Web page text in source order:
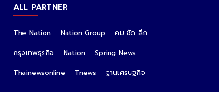
ALL PARTNER
The Nation Nation Group
คม ชัด ลึก
กรุงเทพธุรกิจ
Nation
Spring News
Thainewsonline
Tnews ฐานเศรษฐกิจ